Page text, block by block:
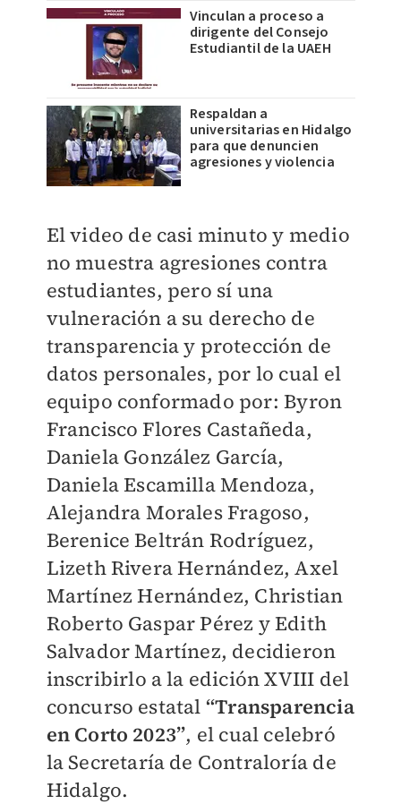
Vinculan a proceso a
dirigente del Consejo
Estudiantil de la UAEH
Respaldan a
universitarias en Hidalgo
para que denuncien
agresiones y violencia
El video de casi minuto y medio
no muestra agresiones contra
estudiantes, pero sí una
vulneración a su derecho de
transparencia y protección de
datos personales, por lo cual el
equipo conformado por: Byron
Francisco Flores Castañeda,
Daniela González García,
Daniela Escamilla Mendoza,
Alejandra Morales Fragoso,
Berenice Beltrán Rodríguez,
Lizeth Rivera Hernández, Axel
Martínez Hernández, Christian
Roberto Gaspar Pérez y Edith
Salvador Martínez, decidieron
inscribirlo a la edición XVIII del
concurso estatal “Transparencia
en Corto 2023”, el cual celebró
la Secretaría de Contraloría de
Hidalgo.